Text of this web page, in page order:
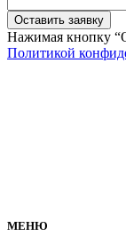
Оставить заявку
Нажимая кнопку
Политикой
МЕНЮ